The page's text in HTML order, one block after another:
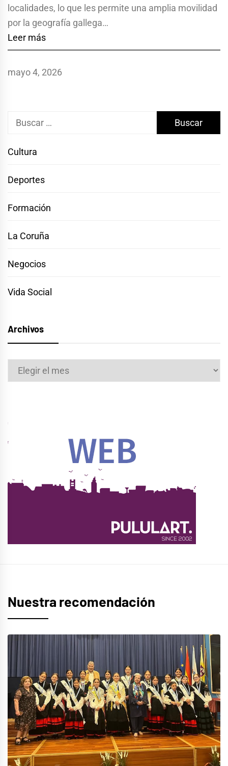
localidades, lo que les permite una amplia movilidad
por la geografía gallega…
Leer más
mayo 4, 2026
Buscar:
Cultura
Deportes
Formación
La Coruña
Negocios
Vida Social
Archivos
Archivos
Nuestra recomendación